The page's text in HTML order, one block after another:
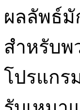
ผลลัพธ์มั
สำหรับพ
โปรแกร